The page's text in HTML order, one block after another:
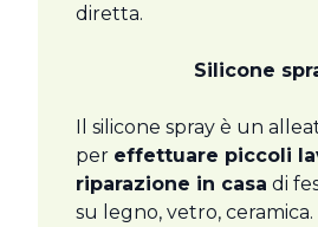
diretta.
Silicone
Il silicone spray è un
per effettuare piccoli
riparazione in casa di
su legno, vetro,